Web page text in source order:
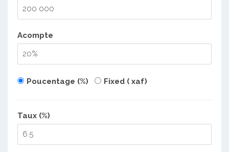
Acompte
Poucentage (%) Fixed ( xaf)
Taux (%)